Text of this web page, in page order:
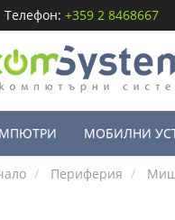
Телефон: +359 2 8468667
МОБИЛНИ
Периферия